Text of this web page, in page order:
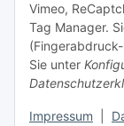
Vimeo,
Tag Manager.
Sie unter
Impressum